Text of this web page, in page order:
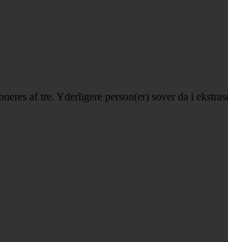
af tre. Yderligere person(er) sover da i